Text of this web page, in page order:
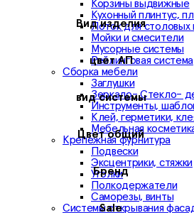
Корзины выдвижные
Кухонный плинтус,
Лоток для
Мойки и смесители
Мусорные системы
Рейлинговая система
Сборка мебели
Заглушки
Зеркало- Стекло-
Инструменты,
Клей, герметики,
Мебельная
Крепежная фурнитура
Подвески
Эксцентрики, стяжки
Уголки
Полкодержатели
Саморезы, винты
Системы открывания
Вид издeлия
цвет АП
вид системы
Цвет общий
Бренд
Sale